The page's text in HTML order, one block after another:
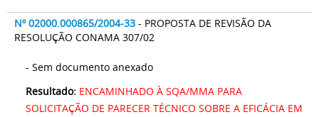
Nº 02000.000865/2004-33 - PROPOSTA DE REVISÃO DA
RESOLUÇÃO CONAMA 307/02
- Sem documento anexado
Resultado: ENCAMINHADO À SQA/MMA PARA
SOLICITAÇÃO DE PARECER TÉCNICO SOBRE A EFICÁCIA EM